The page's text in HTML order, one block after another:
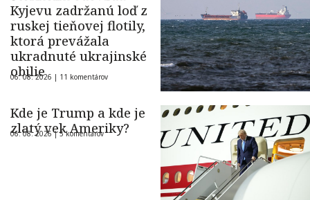
Kyjevu zadržanú loď z
ruskej tieňovej flotily,
ktorá prevážala
ukradnuté ukrajinské
obilie
06. 08. 2026 | 11 komentárov
Kde je Trump a kde je
zlatý vek Ameriky?
06. 08. 2026 |5 komentárov